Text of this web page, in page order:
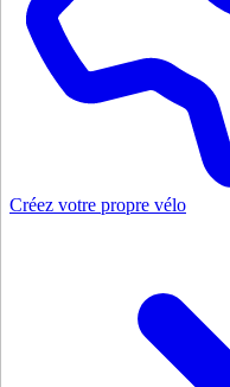
Créez votre propre vélo